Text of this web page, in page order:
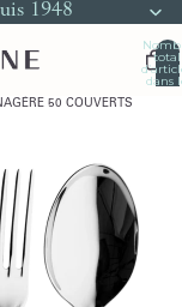
1948
total
dans
50 COUVERTS